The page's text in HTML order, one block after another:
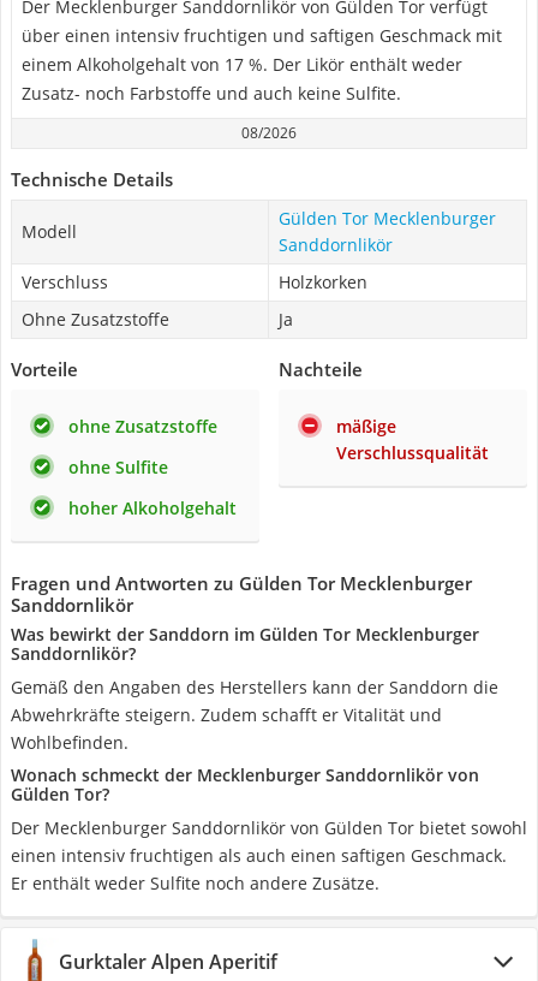
Der Mecklenburger Sanddornlikör von Gülden Tor verfügt
über einen intensiv fruchtigen und saftigen Geschmack mit
einem Alkoholgehalt von 17 %. Der Likör enthält weder
Zusatz- noch Farbstoffe und auch keine Sulfite.
08/2026
Technische Details
Modell
Gülden Tor Mecklenburger
Sanddornlikör
Verschluss
Holzkorken
Ohne Zusatzstoffe
Ja
Vorteile
ohne Zusatzstoffe
ohne Sulfite
hoher Alkoholgehalt
Nachteile
mäßige
Verschlussqualität
Fragen und Antworten zu Gülden Tor Mecklenburger
Sanddornlikör
Was bewirkt der Sanddorn im Gülden Tor Mecklenburger
Sanddornlikör?
Gemäß den Angaben des Herstellers kann der Sanddorn die
Abwehrkräfte steigern. Zudem schafft er Vitalität und
Wohlbefinden.
Wonach schmeckt der Mecklenburger Sanddornlikör von
Gülden Tor?
Der Mecklenburger Sanddornlikör von Gülden Tor bietet sowohl
einen intensiv fruchtigen als auch einen saftigen Geschmack.
Er enthält weder Sulfite noch andere Zusätze.
Gurktaler Alpen Aperitif